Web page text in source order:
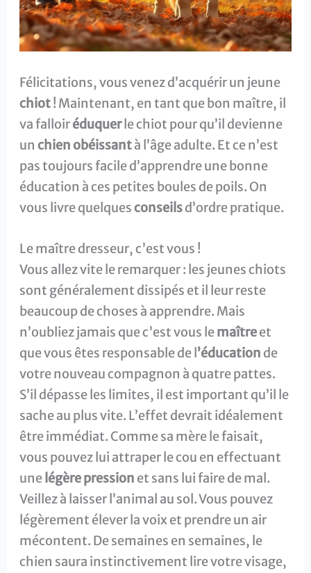
Félicitations, vous venez d’acquérir un jeune
chiot! Maintenant, en tant que bon maître, il
va falloiréduquerle chiot pour qu’il devienne
unchien obéissantà l’âge adulte. Et ce n’est
pas toujours facile d’apprendre une bonne
éducation à ces petites boules de poils. On
vous livre quelquesconseilsd’ordre pratique.
Le maître dresseur, c’est vous !
Vous allez vite le remarquer : les jeunes chiots
sont généralement dissipés et il leur reste
beaucoup de choses à apprendre. Mais
n’oubliez jamais que c’est vous lemaîtreet
que vous êtes responsable de l ’éducation de
votre nouveau compagnon à quatre pattes.
S’il dépasse les limites, il est important qu’il le
sache au plus vite. L’effet devrait idéalement
être immédiat. Comme sa mère le faisait,
vous pouvez lui attraper le cou en effectuant
une légère pression et sans lui faire de mal.
Veillez à laisser l’animal au sol. Vous pouvez
légèrement élever la voix et prendre un air
mécontent. De semaines en semaines, le
chien saura instinctivement lire votre visage,